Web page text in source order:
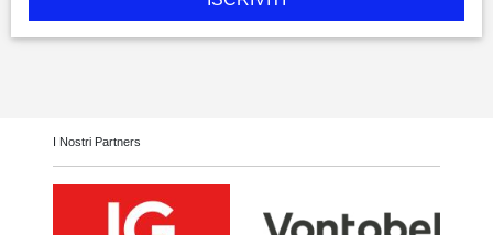
I Nostri Partners